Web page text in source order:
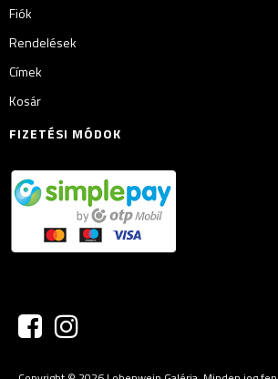
Fiók
Rendelések
Címek
Kosár
FIZETÉSI MÓDOK